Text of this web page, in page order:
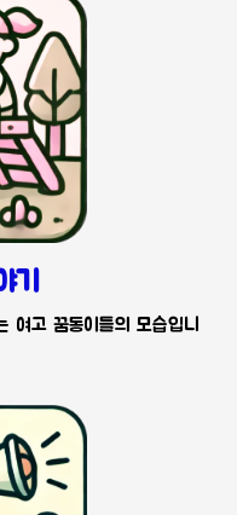
기
여고 꿈동이들의 모습입니